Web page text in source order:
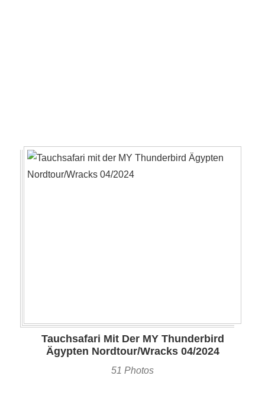
Tauchsafari Mit Der MY Thunderbird
Ägypten Nordtour/Wracks 04/2024
51 Photos